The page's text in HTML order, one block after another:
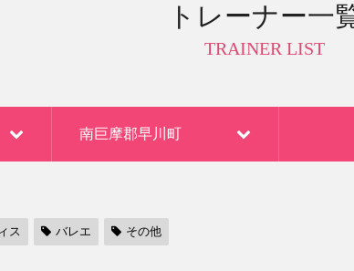
トレーナー一
TRAINER LIST
南巨摩郡早川町
ス バレエ その他